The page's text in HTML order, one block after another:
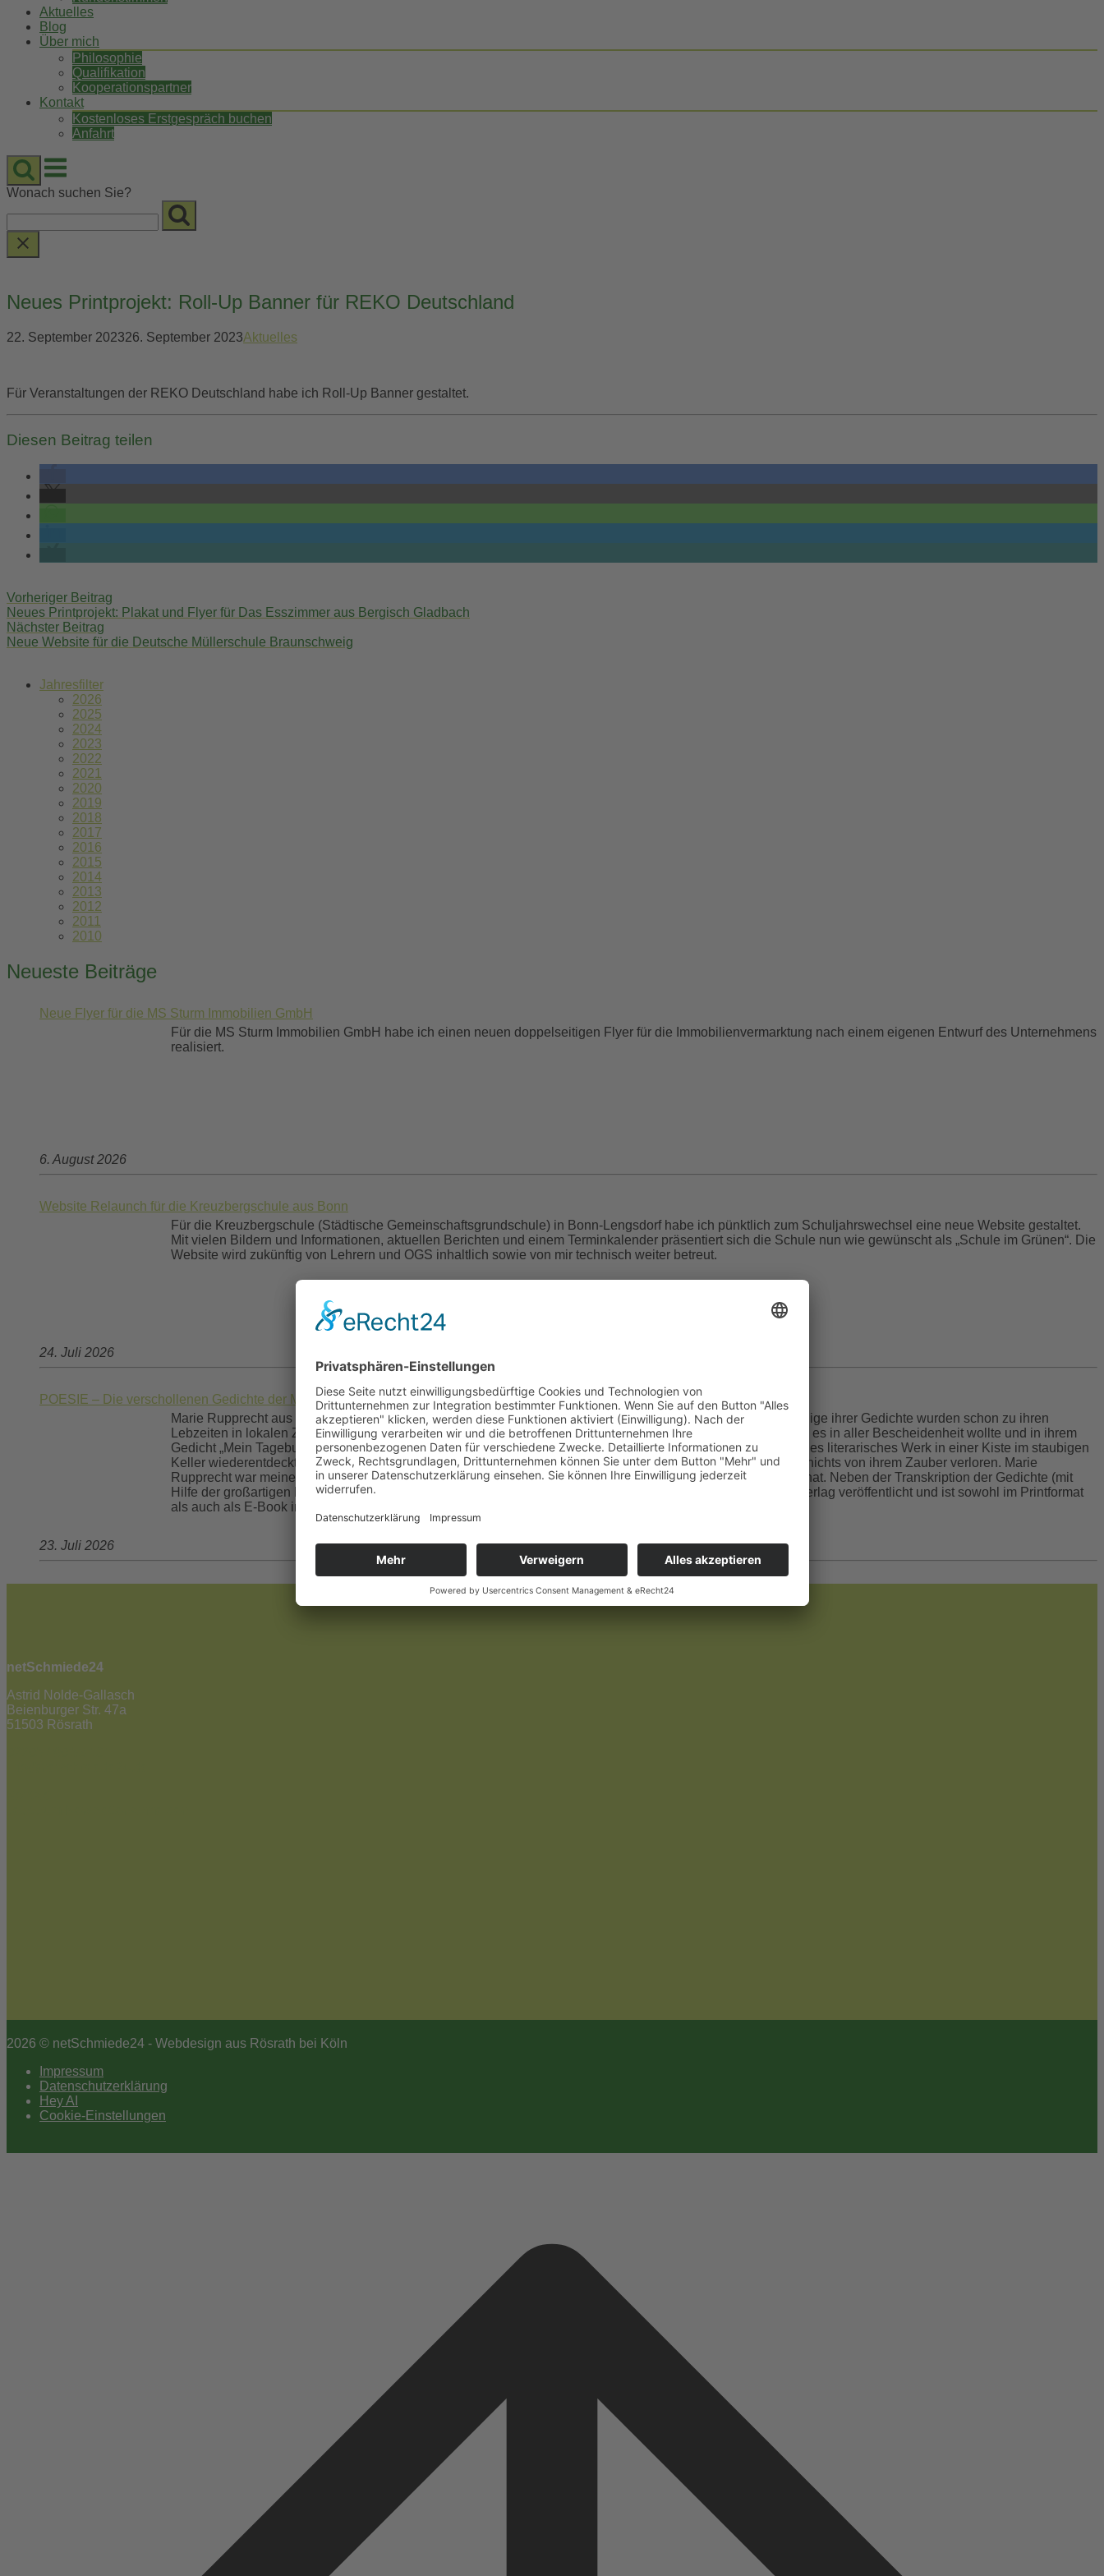
Aktuelles
Blog
Über mich
Philosophie
Qualifikation
Kooperationspartner
Kontakt
Kostenloses Erstgespräch buchen
Anfahrt
Menu
Wonach suchen Sie?
Neues Printprojekt: Roll-Up Banner für REKO Deutschland
22. September 202326. September 2023Aktuelles
Für Veranstaltungen der REKO Deutschland habe ich Roll-Up Banner gestaltet.
Diesen Beitrag teilen
navigation
Vorheriger Beitrag
Neues Printprojekt: Plakat und Flyer für Das Esszimmer aus Bergisch Gladbach
Nächster Beitrag
Neue Website für die Deutsche Müllerschule Braunschweig
Jahresfilter
2026
2025
2024
2023
2022
2021
2020
2019
2018
2017
2016
2015
2014
2013
2012
2011
2010
Neueste Beiträge
Neue Flyer für die MS Sturm Immobilien GmbH
Für die MS Sturm Immobilien GmbH habe ich einen neuen doppelseitigen Flyer für die Immobilienvermarktung nach einem eigenen Entwurf des Unternehmens
realisiert.
6. August 2026
Website Relaunch für die Kreuzbergschule aus Bonn
Für die Kreuzbergschule (Städtische Gemeinschaftsgrundschule) in Bonn-Lengsdorf habe ich pünktlich zum Schuljahrswechsel eine neue Website gestaltet.
Mit vielen Bildern und Informationen, aktuellen Berichten und einem Terminkalender präsentiert sich die Schule nun wie gewünscht als „Schule im Grünen“. Die
Website wird zukünftig von Lehrern und OGS inhaltlich sowie von mir technisch weiter betreut.
24. Juli 2026
POESIE – Die verschollenen Gedichte der Marie Rupprecht (1829 – 1900)
Marie Rupprecht aus Niederschlesien war eine leidenschaftliche, gefühlvolle Poetin des 19. Jahrhunderts. Einige ihrer Gedichte wurden schon zu ihren
Lebzeiten in lokalen Zeitungen veröffentlicht. Der Großteil blieb jedoch der Öffentlichkeit verborgen, so wie sie es in aller Bescheidenheit wollte und in ihrem
Gedicht „Mein Tagebuch“ auch beschrieb. Es sollten mehr als 120 Jahre vergehen, bevor ihr handgeschriebenes literarisches Werk in einer Kiste im staubigen
Keller wiederentdeckt wurde. Nun soll also endlich ihr Wunsch erfüllt werden. Denn ihre Poesie hat bis heute nichts von ihrem Zauber verloren. Marie
Rupprecht war meine Ururgroßtante und ich bin diejenige, die ihr Werk wiederentdeckt und nun veröffentlicht hat. Neben der Transkription der Gedichte (mit
Hilfe der großartigen Kristin Sadiku) habe ich das Cover selbst gestaltet. Das Buch wurde nun im Rediroma-Verlag veröffentlicht und ist sowohl im Printformat
als auch als E-Book in allen gängigen Shops verfügbar und kann in jeder Buchhandlung bestellt werden.
23. Juli 2026
netSchmiede24
Astrid Nolde-Gallasch
Beienburger Str. 47a
51503 Rösrath
2026 © netSchmiede24 - Webdesign aus Rösrath bei Köln
Impressum
Datenschutzerklärung
Hey AI
Cookie-Einstellungen